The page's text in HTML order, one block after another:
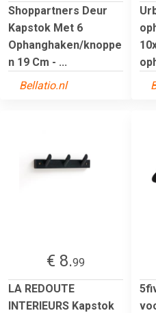
Shoppartners Deur
Kapstok Met 6
Ophanghaken/knoppe
n 19 Cm - ...
Bellatio.nl
€ 8.99
LA REDOUTE
INTERIEURS Kapstok